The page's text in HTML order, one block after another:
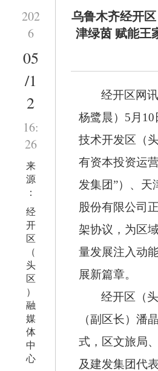
202
6
05
/1
2
16:
26
来
源
：
经
开
区
（
头
区
）
融
媒
体
中
心
乌鲁木齐经开
津绿茵 赋能王
经开区网
杨鹭晨 ） 5 月 10
技术开发区（
有资本投资运
发集团”）、天
股份有限公司
架协议，为区
量发展注入动
展新篇章。
经开区（
（副区长）潘
式，区文旅局
及建发集团代